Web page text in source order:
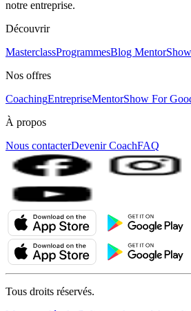
notre entreprise.
Découvrir
MasterclassProgrammesBlog MentorShow
Nos offres
CoachingEntrepriseMentorShow For
À propos
Nous contacterDevenir CoachFAQ
Tous droits réservés.